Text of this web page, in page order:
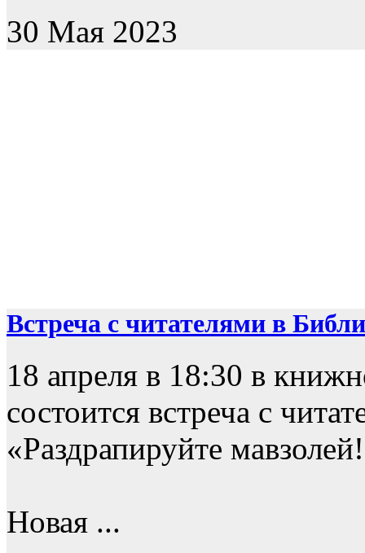
30 Мая 2023
Встреча с читателями в
18 апреля в 18:30 в
состоится встреча с
«Раздрапируйте
Новая ...